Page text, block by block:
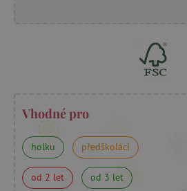
Vhodné pro
holku předškoláci
od 2 let od 3 let